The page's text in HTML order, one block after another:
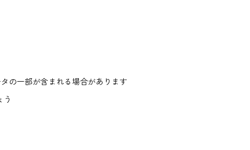
の一部が含まれる場合があります